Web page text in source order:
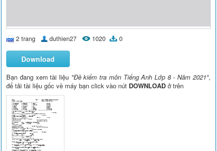
2 trang duthien27 1020 0
Download
Bạn đang xem tài liệu "Đề kiểm tra môn Tiếng Anh Lớp 8 - Năm 2021",
để tải tài liệu gốc về máy bạn click vào nút DOWNLOAD ở trên